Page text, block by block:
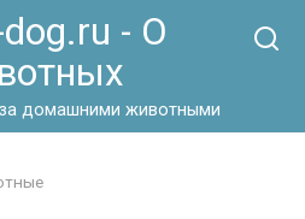
- О
домашними животными